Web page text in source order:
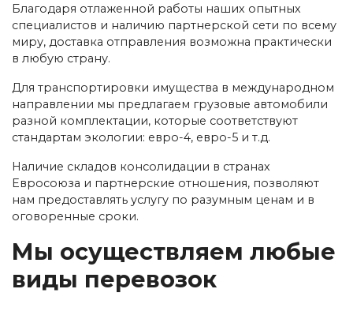
Благодаря отлаженной работы наших опытных
специалистов и наличию партнерской сети по всему
миру, доставка отправления возможна практически
в любую страну.
Для транспортировки имущества в международном
направлении мы предлагаем грузовые автомобили
разной комплектации, которые соответствуют
стандартам экологии: евро-4, евро-5 и т.д.
Наличие складов консолидации в странах
Евросоюза и партнерские отношения, позволяют
нам предоставлять услугу по разумным ценам и в
оговоренные сроки.
Мы осуществляем любые
виды перевозок